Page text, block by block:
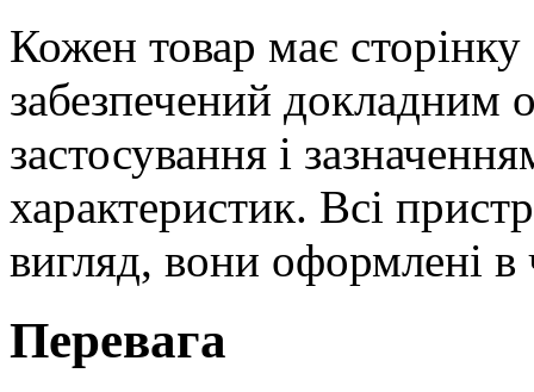
Кожен товар має сторінку
забезпечений докладним
застосування і
характеристик. Всі
вигляд, вони оформлені
Перевага